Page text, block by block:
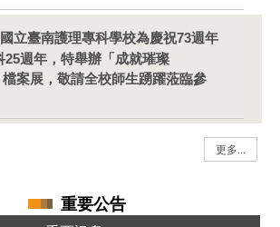
國立臺南護理專科學校為慶祝73週年
25週年，特舉辦「成就璀璨
案展，敬請全校師生踴躍蒞臨參
更多...
重要公告